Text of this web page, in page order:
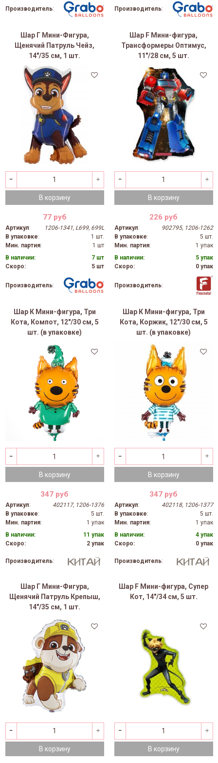
Производитель: Производитель:
Шар Г Мини-Фигура,
Щенячий Патруль Чейз,
14"/35 см, 1 шт.
В корзину
77 руб
Артикул:
1206-1341, L699, 699L
В упаковке:
1 шт.
Мин. партия:
1 шт
В наличии:
7 шт
Скоро:
5 шт
Производитель:
Шар F Мини-фигура,
Трансформеры Оптимус,
11"/28 см, 5 шт.
В корзину
226 руб
Артикул:
902795, 1206-1262
В упаковке:
5 шт.
Мин. партия:
1 упак
В наличии:
5 упак
Скоро:
0 упак
Производитель:
Шар К Мини-фигура, Три
Кота, Компот, 12"/30 см, 5
шт. (в упаковке)
В корзину
347 руб
Артикул:
402117, 1206-1376
В упаковке:
5 шт.
Мин. партия:
1 упак
В наличии:
11 упак
Скоро:
2 упак
Производитель:
Шар К Мини-фигура, Три
Кота, Коржик, 12"/30 см, 5
шт. (в упаковке)
В корзину
347 руб
Артикул:
402118, 1206-1377
В упаковке:
5 шт.
Мин. партия:
1 упак
В наличии:
4 упак
Скоро:
0 упак
Производитель:
Шар Г Мини-Фигура,
Щенячий Патруль Крепыш,
14"/35 см, 1 шт.
В корзину
Шар F Мини-фигура, Супер
Кот, 14"/34 см, 5 шт.
В корзину